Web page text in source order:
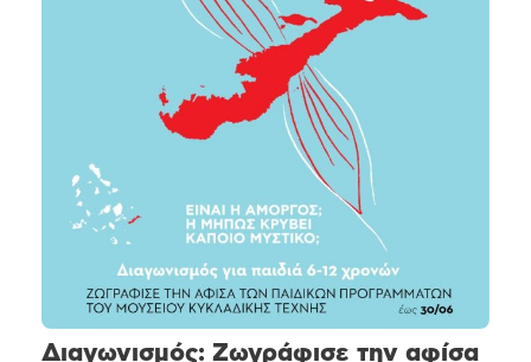
Διαγωνισμός: Ζωγράφισε την αφίσα